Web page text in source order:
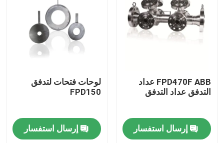
FPD470F ABB عداد
التدفق عداد التدفق
إرسال استفسار
لوحات فتحات لتدفق
FPD150
إرسال استفسار